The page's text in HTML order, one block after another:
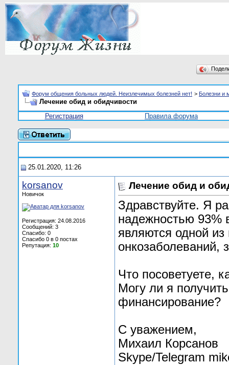
Форум общения больных людей. Неизлечимых болезней нет! > Болезни и
Лечение обид и обидчивости
Регистрация
Правила форума
25.01.2020, 11:26
korsanov
Новичок
Регистрация: 24.08.2016
Сообщений: 3
Спасибо: 0
Спасибо 0 в 0 постах
Репутация: 10
Лечение обид и
Здравствуйте. Я
надежностью 93%
являются одной из
онкозаболеваний,
Что посоветуете,
Могу ли я
финансирование?
С уважением,
Михаил Корсанов
Skype/Telegram